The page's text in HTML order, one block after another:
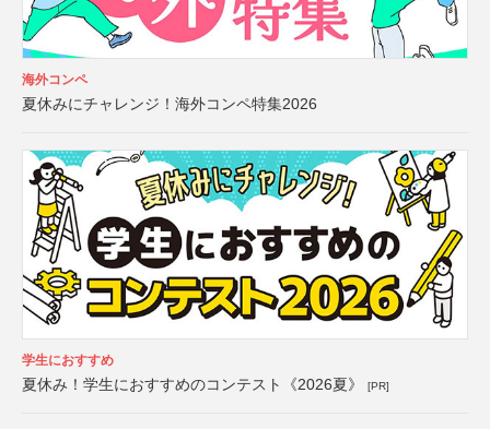
海外コンペ
夏休みにチャレンジ！海外コンペ特集2026
学生におすすめ
夏休み！学生におすすめのコンテスト《2026夏》 [PR]